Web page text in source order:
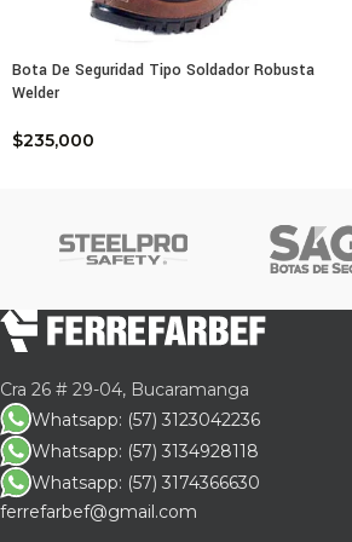
Bota De Seguridad Tipo Soldador Robusta
Welder
$235,000
Cra 26 # 29-04, Bucaramanga
Whatsapp: (57) 3123042236
Whatsapp: (57) 3134928118
Whatsapp: (57) 3174366630
ferrefarbef@gmail.com